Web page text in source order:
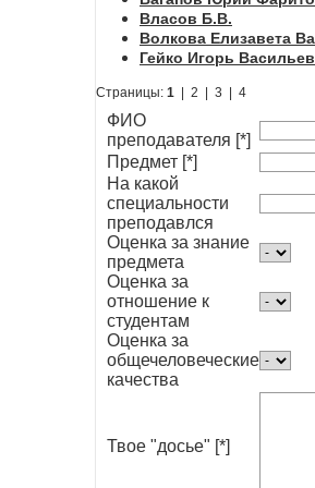
Власов Б.В.
Волкова Елизавета
Гейко Игорь
Страницы: 1 | 2 | 3 | 4
ФИО
преподавателя [*]
Предмет [*]
На какой
специальности
преподавлся
Оценка за знание
предмета
Оценка за
отношение к
студентам
Оценка за
общечеловеческие
качества
Твое "досье" [*]